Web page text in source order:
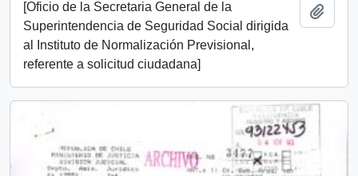
[Oficio de la Secretaria General de la
Superintendencia de Seguridad Social dirigida
al Instituto de Normalización Previsional,
referente a solicitud ciudadana]